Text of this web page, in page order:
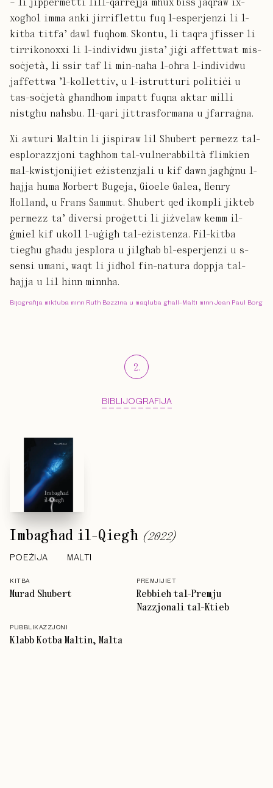
xogħol imma anki jirriflettu fuq l-esperjenzi li l-
kitba titfa’ dawl fuqhom. Skontu, li taqra jfisser li
tirrikonoxxi li l-individwu jista’ jiġi affettwat mis-
soċjetà, li ssir taf li min-naħa l-oħra l-individwu
jaffettwa ’l-kollettiv, u l-istrutturi politiċi u
tas-soċjetà għandhom impatt fuqna aktar milli
nistgħu naħsbu. Il-qari jittrasformana u jfarraġna.
Xi awturi Maltin li jispiraw lil Shubert permezz tal-
esplorazzjoni tagħhom tal-vulnerabbiltà flimkien
mal-kwistjonijiet eżistenzjali u kif dawn jagħġnu l-
ħajja huma Norbert Bugeja, Gioele Galea, Henry
Holland, u Frans Sammut. Shubert qed ikompli jikteb
permezz ta’ diversi proġetti li jiżvelaw kemm il-
ġmiel kif ukoll l-uġigħ tal-eżistenza. Fil-kitba
tiegħu għadu jesplora u jilgħab bl-esperjenzi u s-
sensi umani, waqt li jidħol fin-natura doppja tal-
ħajja u lil hinn minnha.
Bijografija miktuba minn Ruth Bezzina u maqluba għall-Malti minn Jean Paul Borg
2.
BIBLIJOGRAFIJA
Imbagħad il-Qiegħ (2022)
POEŻIJA MALTI
KITBA
Murad Shubert
PREMJIJIET
Rebbieħ tal-Premju
Nazzjonali tal-Ktieb
PUBBLIKAZZJONI
Klabb Kotba Maltin, Malta